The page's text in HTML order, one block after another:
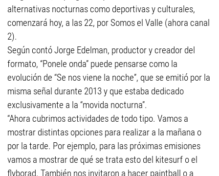
alternativas nocturnas como deportivas y culturales,
comenzará hoy, a las 22, por Somos el Valle (ahora canal
2).
Según contó Jorge Edelman, productor y creador del
formato, “Ponele onda” puede pensarse como la
evolución de “Se nos viene la noche”, que se emitió por la
misma señal durante 2013 y que estaba dedicado
exclusivamente a la “movida nocturna”.
“Ahora cubrimos actividades de todo tipo. Vamos a
mostrar distintas opciones para realizar a la mañana o
por la tarde. Por ejemplo, para las próximas emisiones
vamos a mostrar de qué se trata esto del kitesurf o el
flyborad. También nos invitaron a hacer paintball o a